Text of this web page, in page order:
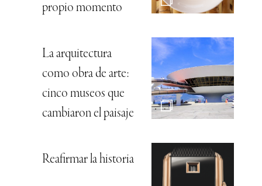
propio momento
La arquitectura
como obra de arte:
cinco museos que
cambiaron el paisaje
Reafirmar la historia